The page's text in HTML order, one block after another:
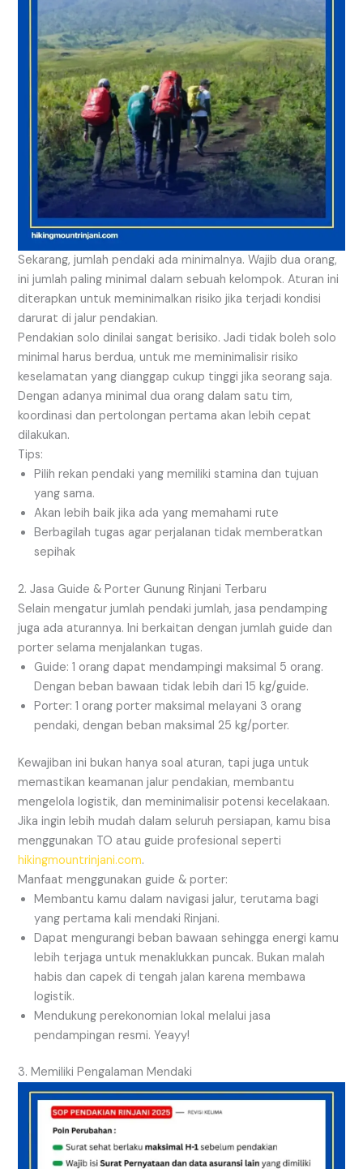
Sekarang, jumlah pendaki ada minimalnya. Wajib dua orang,
ini jumlah paling minimal dalam sebuah kelompok. Aturan ini
diterapkan untuk meminimalkan risiko jika terjadi kondisi
darurat di jalur pendakian.
Pendakian solo dinilai sangat berisiko. Jadi tidak boleh solo
minimal harus berdua, untuk me meminimalisir risiko
keselamatan yang dianggap cukup tinggi jika seorang saja.
Dengan adanya minimal dua orang dalam satu tim,
koordinasi dan pertolongan pertama akan lebih cepat
dilakukan.
Tips:
Pilih rekan pendaki yang memiliki stamina dan tujuan
yang sama.
Akan lebih baik jika ada yang memahami rute
Berbagilah tugas agar perjalanan tidak memberatkan
sepihak
2. Jasa Guide & Porter Gunung Rinjani Terbaru
Selain mengatur jumlah pendaki jumlah, jasa pendamping
juga ada aturannya. Ini berkaitan dengan jumlah guide dan
porter selama menjalankan tugas.
Guide: 1 orang dapat mendampingi maksimal 5 orang.
Dengan beban bawaan tidak lebih dari 15 kg/guide.
Porter: 1 orang porter maksimal melayani 3 orang
pendaki, dengan beban maksimal 25 kg/porter.
Kewajiban ini bukan hanya soal aturan, tapi juga untuk
memastikan keamanan jalur pendakian, membantu
mengelola logistik, dan meminimalisir potensi kecelakaan.
Jika ingin lebih mudah dalam seluruh persiapan, kamu bisa
menggunakan TO atau guide profesional seperti
hikingmountrinjani.com.
Manfaat menggunakan guide & porter:
Membantu kamu dalam navigasi jalur, terutama bagi
yang pertama kali mendaki Rinjani.
Dapat mengurangi beban bawaan sehingga energi kamu
lebih terjaga untuk menaklukkan puncak. Bukan malah
habis dan capek di tengah jalan karena membawa
logistik.
Mendukung perekonomian lokal melalui jasa
pendampingan resmi. Yeayy!
3. Memiliki Pengalaman Mendaki